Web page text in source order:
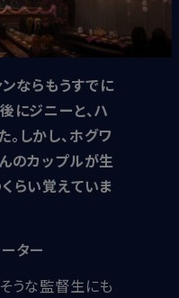
ンならもうすでに
にジニーと、ハ
しかし、ホグワ
のカップルが生
らい覚えていま
ター
うな監督生にも